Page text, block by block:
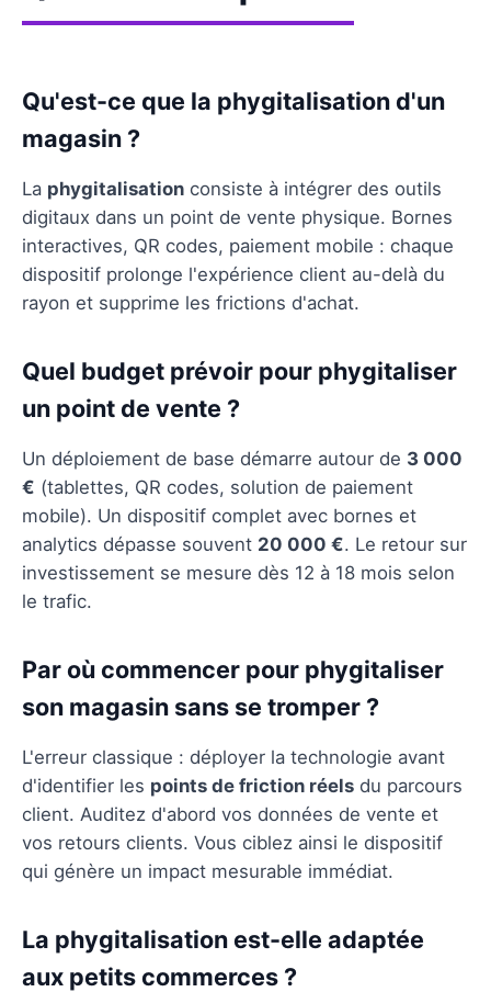
Qu'est-ce que la phygitalisation d'un
magasin ?
La phygitalisation consiste à intégrer des outils
digitaux dans un point de vente physique. Bornes
interactives, QR codes, paiement mobile : chaque
dispositif prolonge l'expérience client au-delà du
rayon et supprime les frictions d'achat.
Quel budget prévoir pour phygitaliser
un point de vente ?
Un déploiement de base démarre autour de 3 000
€ (tablettes, QR codes, solution de paiement
mobile). Un dispositif complet avec bornes et
analytics dépasse souvent 20 000 €. Le retour sur
investissement se mesure dès 12 à 18 mois selon
le trafic.
Par où commencer pour phygitaliser
son magasin sans se tromper ?
L'erreur classique : déployer la technologie avant
d'identifier les points de friction réels du parcours
client. Auditez d'abord vos données de vente et
vos retours clients. Vous ciblez ainsi le dispositif
qui génère un impact mesurable immédiat.
La phygitalisation est-elle adaptée
aux petits commerces ?